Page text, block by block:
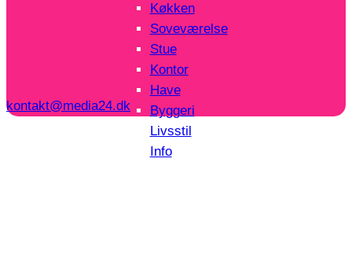
Køkken
Soveværelse
Stue
Kontor
Have
Byggeri
Livsstil
Info
kontakt@media24.dk